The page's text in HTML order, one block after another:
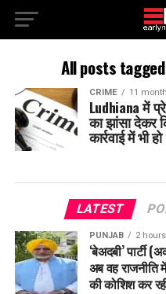
All posts
CRIME 11
Ludhiana में
का झांसा देकर
कार्रवाई में भी
LATEST
PUNJAB 2
‘बेअदबी’ पार्टी
अब वह राजनीति
की कोशिश कर